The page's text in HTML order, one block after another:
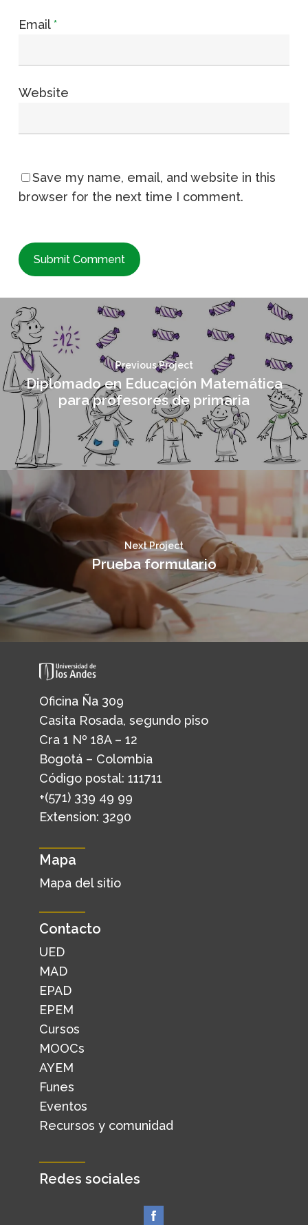
Email*
Website
Save my name, email, and website in this
browser for the next time I comment.
Previous Project
Diplomado en Educación Matemática
para profesores de primaria
Next Project
Prueba formulario
Oficina Ña 309
Casita Rosada, segundo piso
Cra 1 Nº 18A – 12
Bogotá – Colombia
Código postal: 111711
+(571) 339 49 99
Extension: 3290
Mapa
Mapa del sitio
Contacto
UED
MAD
EPAD
EPEM
Cursos
MOOCs
AYEM
Funes
Eventos
Recursos y comunidad
Redes sociales